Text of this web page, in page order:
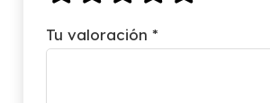
Tu valoración *